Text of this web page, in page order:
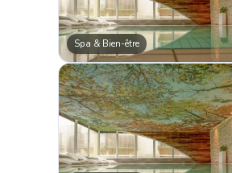
Spa & Bien-être